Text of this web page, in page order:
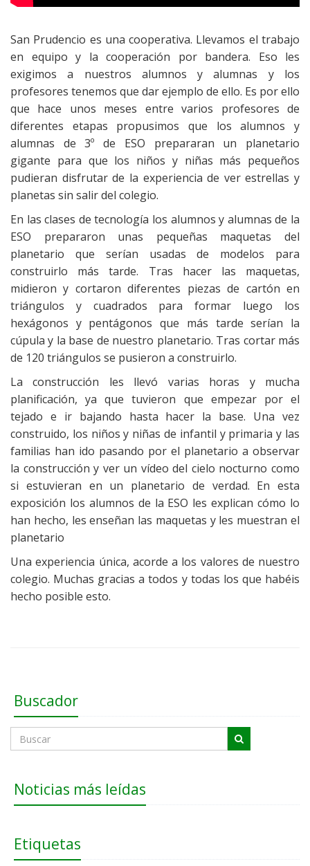
San Prudencio es una cooperativa. Llevamos el trabajo
en equipo y la cooperación por bandera. Eso les
exigimos a nuestros alumnos y alumnas y los
profesores tenemos que dar ejemplo de ello. Es por ello
que hace unos meses entre varios profesores de
diferentes etapas propusimos que los alumnos y
alumnas de 3º de ESO prepararan un planetario
gigante para que los niños y niñas más pequeños
pudieran disfrutar de la experiencia de ver estrellas y
planetas sin salir del colegio.
En las clases de tecnología los alumnos y alumnas de la
ESO prepararon unas pequeñas maquetas del
planetario que serían usadas de modelos para
construirlo más tarde. Tras hacer las maquetas,
midieron y cortaron diferentes piezas de cartón en
triángulos y cuadrados para formar luego los
hexágonos y pentágonos que más tarde serían la
cúpula y la base de nuestro planetario. Tras cortar más
de 120 triángulos se pusieron a construirlo.
La construcción les llevó varias horas y mucha
planificación, ya que tuvieron que empezar por el
tejado e ir bajando hasta hacer la base. Una vez
construido, los niños y niñas de infantil y primaria y las
familias han ido pasando por el planetario a observar
la construcción y ver un vídeo del cielo nocturno como
si estuvieran en un planetario de verdad. En esta
exposición los alumnos de la ESO les explican cómo lo
han hecho, les enseñan las maquetas y les muestran el
planetario
Una experiencia única, acorde a los valores de nuestro
colegio. Muchas gracias a todos y todas los que habéis
hecho posible esto.
Buscador
Noticias más leídas
Etiquetas